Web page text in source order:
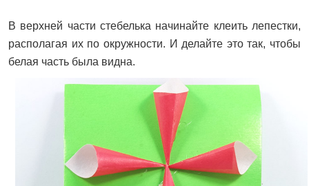
В верхней части стебелька начинайте клеить лепестки,
располагая их по окружности. И делайте это так, чтобы
белая часть была видна.